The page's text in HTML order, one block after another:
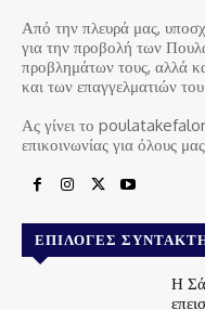
Από την πλευρά μας,
για την προβολή των
προβλημάτων τους, αλλά
και των επαγγελματιών
Ας γίνει το
επικοινωνίας για όλους
ΕΠΙΛΟΓΈΣ
Η